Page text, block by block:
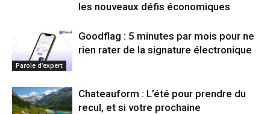
les nouveaux défis économiques
Parole d'expert
Goodflag : 5 minutes par mois pour ne
rien rater de la signature électronique
Chateauform : L’été pour prendre du
recul, et si votre prochaine